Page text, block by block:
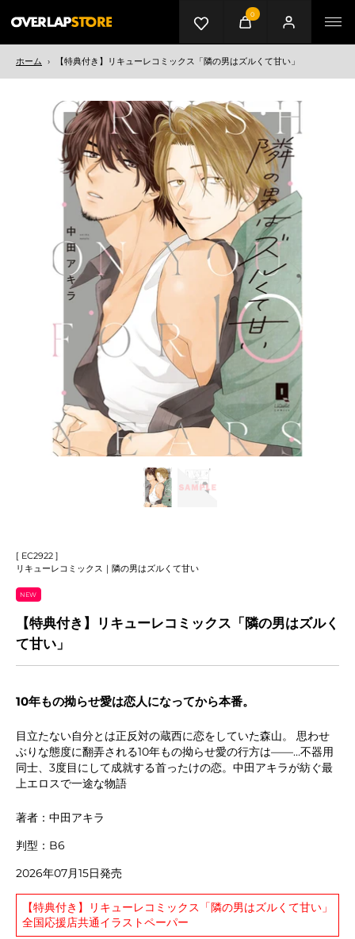
0
カート マイページ
メ
ホーム › 【特典付き】リキューレコミックス「隣の男はズルくて甘い」
[ EC2922 ]
リキューレコミックス｜隣の男はズルくて甘い
NEW
【特典付き】リキューレコミックス「隣の男はズルく
て甘い」
10年もの拗らせ愛は恋人になってから本番。
目立たない自分とは正反対の蔵西に恋をしていた森山。 思わせ
ぶりな態度に翻弄される10年もの拗らせ愛の行方は――…不器用
同士、3度目にして成就する首ったけの恋。中田アキラが紡ぐ最
上エロスで一途な物語
著者：中田アキラ
判型：B6
2026年07月15日発売
【特典付き】リキューレコミックス「隣の男はズルくて甘い」
全国応援店共通イラストペーパー